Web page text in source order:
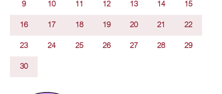
9 10 11 12 13 14 15
16 17 18 19 20 21 22
23 24 25 26 27 28 29
30